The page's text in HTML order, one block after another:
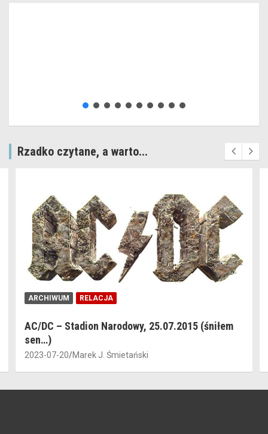
Rzadko czytane, a warto...
ARCHIWUM RELACJA
AC/DC – Stadion Narodowy, 25.07.2015 (śniłem
sen…)
2023-07-20 Marek J. Śmietański